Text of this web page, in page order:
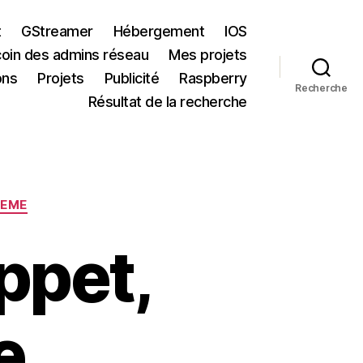
GStreamer Hébergement
IOS
des admins réseau
Mes projets
Projets Publicité
Raspberry
Résultat de la recherche
Recherche